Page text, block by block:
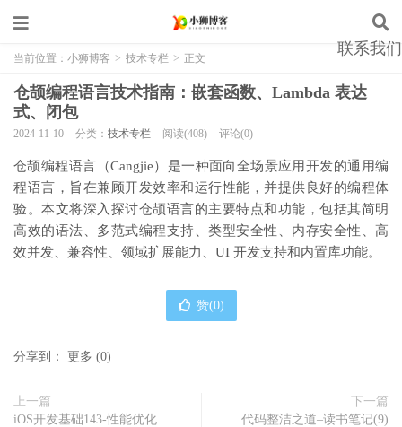
联系我们
当前位置： 小狮博客 > 技术专栏 > 正文
仓颉编程语言技术指南：嵌套函数、Lambda 表达
式、闭包
2024-11-10 分类： 技术专栏 阅读(408) 评论(0)
仓颉编程语言（Cangjie）是一种面向全场景应用开发的通用编
程语言，旨在兼顾开发效率和运行性能，并提供良好的编程体
验。本文将深入探讨仓颉语言的主要特点和功能，包括其简明
高效的语法、多范式编程支持、类型安全性、内存安全性、高
效并发、兼容性、领域扩展能力、UI 开发支持和内置库功能。
赞(0)
分享到： 更多 (0)
上一篇
iOS开发基础143-性能优化
下一篇
代码整洁之道–读书笔记(9)